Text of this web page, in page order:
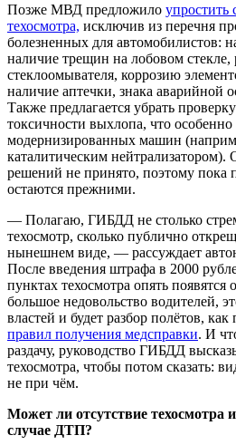
Позже МВД предложило упростить
техосмотра, исключив из перечня
болезненных для автомобилистов:
наличие трещин на лобовом стекле,
стеклоомывателя, коррозию
наличие аптечки, знака аварийной
Также предлагается убрать
токсичности выхлопа, что особенно
модернизированных машин
каталитическим нейтрализатором).
решений не принято, поэтому пока
остаются прежними.
— Полагаю, ГИБДД не столько
техосмотр, сколько публично
нынешнем виде, — рассуждает
После введения штрафа в 2000
пунктах техосмотра опять появятся
большое недовольство водителей,
властей и будет разбор полётов,
правил получения медсправки. И
раздачу, руководство ГИБДД
техосмотра, чтобы потом сказать:
не при чём.
Может ли отсутствие техосмотра
случае ДТП?